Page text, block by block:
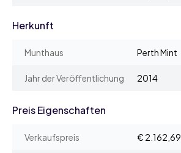
Herkunft
Munthaus Perth Mint
Jahr der Veröffentlichung 2014
Preis Eigenschaften
Verkaufspreis € 2.162,69